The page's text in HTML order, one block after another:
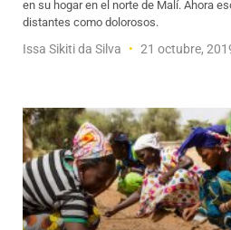
en su hogar en el norte de Malí. Ahora
distantes como dolorosos.
Issa Sikiti da Silva 21 octubre,